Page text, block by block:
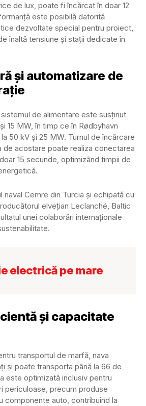
de lux, poate fi încărcat în doar 12
este posibilă datorită
dezvoltate special pentru proiect,
înaltă tensiune și stații dedicate în
și automatizare de
de alimentare este susținut
15 MW, în timp ce în Rødbyhavn
50 kV și 25 MW. Turnul de încărcare
de acostare poate realiza conectarea
15 secunde, optimizând timpii de
naval Cemre din Turcia și echipată cu
elvețian Leclanché, Baltic
unei colaborări internaționale
electrică pe mare
și capacitate
transportul de marfă, nava
și poate transporta până la 66 de
este optimizată inclusiv pentru
periculoase, precum produse
componente auto, contribuind la